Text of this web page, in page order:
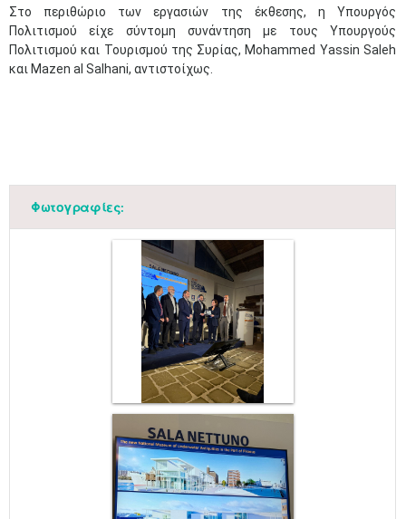
Στο περιθώριο των εργασιών της έκθεσης, η Υπουργός
Πολιτισμού είχε σύντομη συνάντηση με τους Υπουργούς
Πολιτισμού και Τουρισμού της Συρίας, Mohammed Yassin Saleh
και Mazen al Salhani, αντιστοίχως.
Φωτογραφίες: